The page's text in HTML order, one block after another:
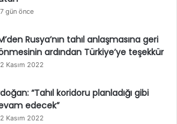
7 gün önce
Rusya’nın tahıl anlaşmasına geri
ardından Türkiye’ye teşekkür
2 Kasım 2022
“Tahıl koridoru planladığı gibi
edecek”
2 Kasım 2022